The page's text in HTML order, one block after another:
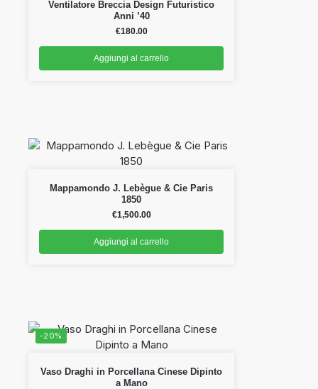
Ventilatore Breccia Design Futuristico
Anni ’40
€180.00
Aggiungi al carrello
Mappamondo J. Lebègue & Cie Paris
1850
€1,500.00
Aggiungi al carrello
-20%
Vaso Draghi in Porcellana Cinese Dipinto
a Mano